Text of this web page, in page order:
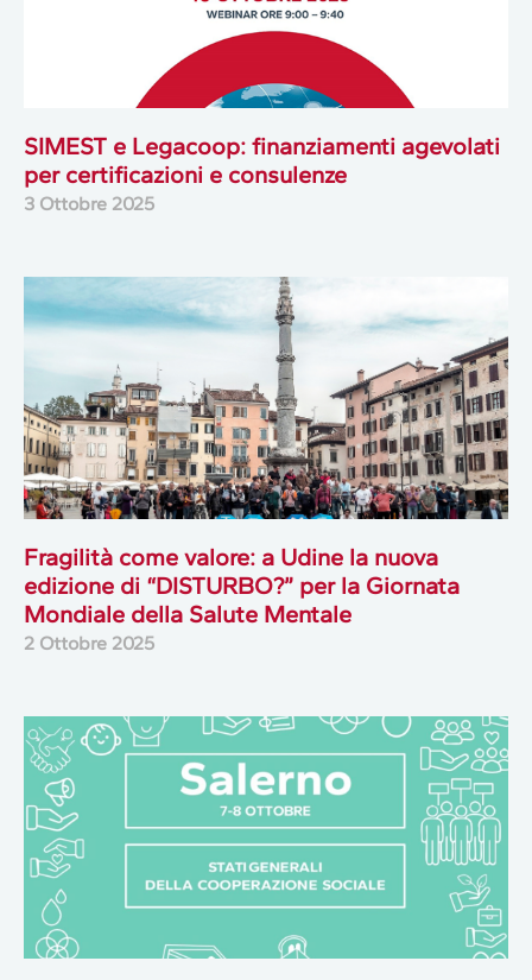
SIMEST e Legacoop: finanziamenti agevolati
per certificazioni e consulenze
3 Ottobre 2025
Fragilità come valore: a Udine la nuova
edizione di “DISTURBO?” per la Giornata
Mondiale della Salute Mentale
2 Ottobre 2025